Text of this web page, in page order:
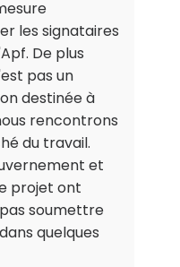
les signataires
De plus
pas un
destinée à
rencontrons
du travail.
et
projet ont
soumettre
quelques